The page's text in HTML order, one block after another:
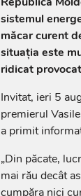
sistemul
măcar curent
situația este
ridicat
Invitat, ieri 5
premierul
a primit
„Din păcate,
mai rău decât
cumpăra nici